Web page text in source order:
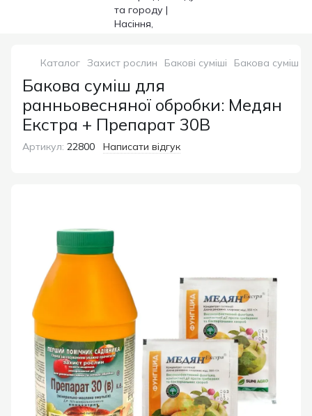
Каталог Захист рослин Бакові суміші Бакова суміш
Бакова суміш для
ранньовесняної обробки: Медян
Екстра + Препарат 30В
Артикул: 22800 Написати відгук